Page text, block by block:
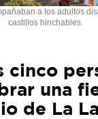
a los adultos
castillos hinchables
cinco
una
de La